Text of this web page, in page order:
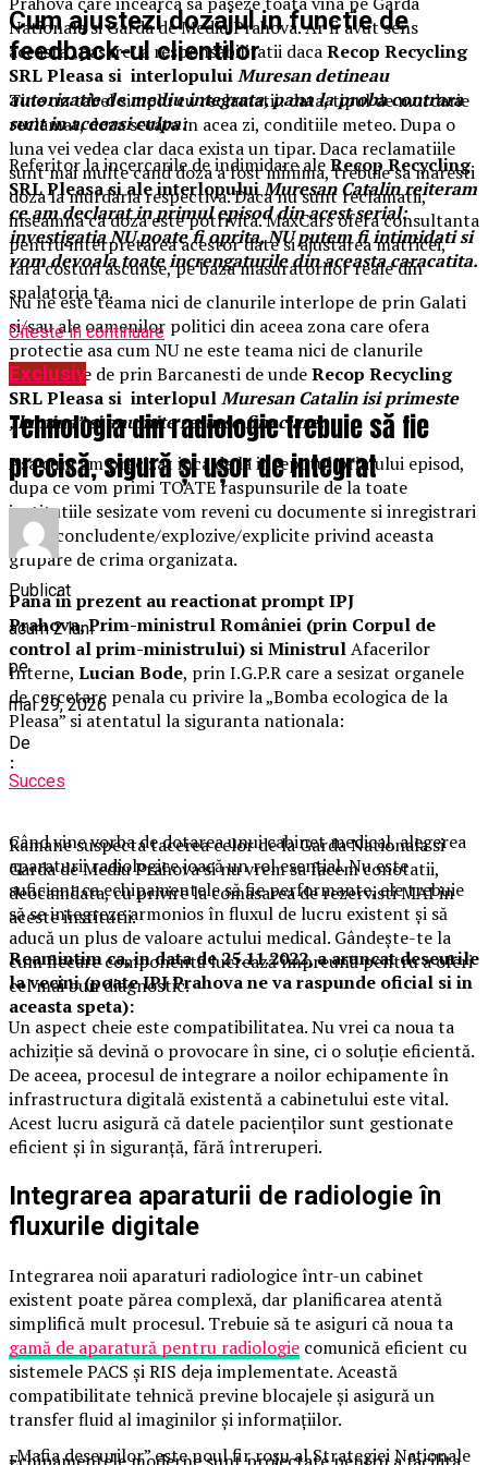
Nationala si Garda de Mediu Prahova. Ar fi avut sens
aceasta „pasare” a responsabilitatii dacaRecop Recycling
SRL Pleasa si interlopuluiMuresan detineau
autorizatie de mediu integrata, pana la proba contrara
sunt in aceeasi culpa:
Referitor la incercarile de indimidare aleRecop Recycling
SRL Pleasa si ale interlopuluiMuresan Catalin reiteram
ce am declarat in primul episod din acest serial:
investigatia NU poate fi oprita, NU putem fi intimidati si
vom devoala toate increngaturile din aceasta caracatita.
Nu ne este teama nici de clanurile interlope de prin Galati
si/sau ale oamenilor politici din aceea zona care ofera
protectie asa cum NU ne este teama nici de clanurile
autohtone de prin Barcanesti de undeRecop Recycling
SRL Pleasa si interlopulMuresan Catalin isi primeste
„lumina” si anumite resurse finaciare.
Asa cum am precizat inca de la inceputul primului episod,
dupa ce vom primi TOATE raspunsurile de la toate
institutiile sesizate vom reveni cu documente si inregistrari
audio concludente/explozive/explicite privind aceasta
grupare de crima organizata.
Pana in prezent au reactionat prompt IPJ
Prahova,Prim-ministrul României (prin Corpul de
control al prim-ministrului) siMinistrulAfacerilor
Interne, Lucian Bode, prin I.G.P.R care a sesizat organele
de cercetare penala cu privire la „Bomba ecologica de la
Pleasa” si atentatul la siguranta nationala:
:
Ramane suspecta tacerea celor de la Garda Nationala si
Garda de Mediu Prahova si nu vrem sa facem conotatii,
deocamdata, cu privire la comasarea de rezervisti MAI in
aceste institutii.
Reamintim ca, in data de 25.11.2022, a aruncat deseurile
la vecini (poate IPJ Prahova ne va raspunde oficial si in
aceasta speta):
„Mafia deseurilor” este noul fir roșu al Strategiei Naționale
Cum ajustezi dozajul in functie de
feedback-ul clientilor
Tine un tabel simplu cu reclamatii: data, tipul de murdarie
reclamat, doza setata in acea zi, conditiile meteo. Dupa o
luna vei vedea clar daca exista un tipar. Daca reclamatiile
sunt mai multe cand doza a fost minima, trebuie sa maresti
doza la murdaria respectiva. Daca nu sunt reclamatii,
inseamna ca doza este potrivita. MaxCars ofera consultanta
pentru interpretarea acestor date si ajustarea matricei,
fara costuri ascunse, pe baza masuratorilor reale din
spalatoria ta.
Citeste in continuare
Exclusiv
Tehnologia din radiologie trebuie să fie
precisă, sigură și ușor de integrat
Publicat
acum 2 luni
pe
mai 29, 2026
De
Succes
Când vine vorba de dotarea unui cabinet medical, alegerea
aparaturii radiologice joacă un rol esențial. Nu este
suficient ca echipamentele să fie performante, ele trebuie
să se integreze armonios în fluxul de lucru existent și să
aducă un plus de valoare actului medical. Gândește-te la
cum fiecare componentă lucrează împreună pentru a oferi
cel mai bun diagnostic.
Un aspect cheie este compatibilitatea. Nu vrei ca noua ta
achiziție să devină o provocare în sine, ci o soluție eficientă.
De aceea, procesul de integrare a noilor echipamente în
infrastructura digitală existentă a cabinetului este vital.
Acest lucru asigură că datele pacienților sunt gestionate
eficient și în siguranță, fără întreruperi.
Integrarea aparaturii de radiologie în
fluxurile digitale
Integrarea noii aparaturi radiologice într-un cabinet
existent poate părea complexă, dar planificarea atentă
simplifică mult procesul. Trebuie să te asiguri că noua ta
gamă de aparatură pentru radiologie comunică eficient cu
sistemele PACS și RIS deja implementate. Această
compatibilitate tehnică previne blocajele și asigură un
transfer fluid al imaginilor și informațiilor.